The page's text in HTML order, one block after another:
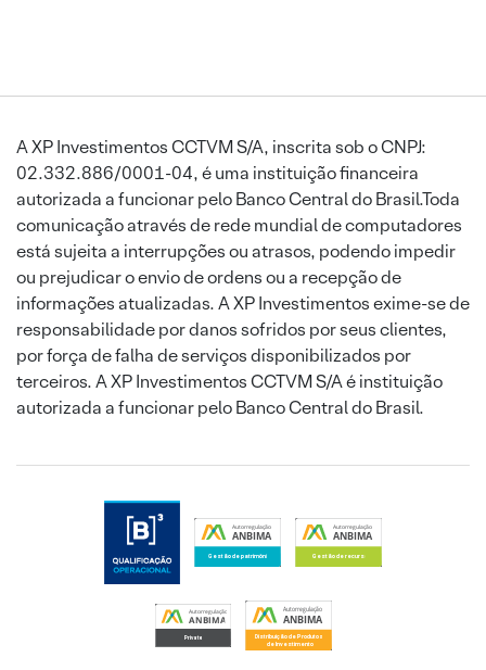
A XP Investimentos CCTVM S/A, inscrita sob o CNPJ:
02.332.886/0001-04, é uma instituição financeira
autorizada a funcionar pelo Banco Central do Brasil.Toda
comunicação através de rede mundial de computadores
está sujeita a interrupções ou atrasos, podendo impedir
ou prejudicar o envio de ordens ou a recepção de
informações atualizadas. A XP Investimentos exime-se de
responsabilidade por danos sofridos por seus clientes,
por força de falha de serviços disponibilizados por
terceiros. A XP Investimentos CCTVM S/A é instituição
autorizada a funcionar pelo Banco Central do Brasil.